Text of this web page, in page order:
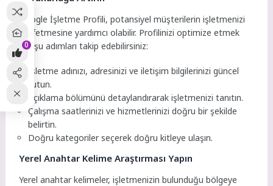
Google İşletme Profili, potansiyel müşterilerin işletmenizi
keşfetmesine yardımcı olabilir. Profilinizi optimize etmek
için şu adımları takip edebilirsiniz:
İşletme adınızı, adresinizi ve iletişim bilgilerinizi güncel
tutun.
Açıklama bölümünü detaylandırarak işletmenizi tanıtın.
Çalışma saatlerinizi ve hizmetlerinizi doğru bir şekilde
belirtin.
Doğru kategoriler seçerek doğru kitleye ulaşın.
Yerel Anahtar Kelime Araştırması Yapın
Yerel anahtar kelimeler, işletmenizin bulunduğu bölgeye
0